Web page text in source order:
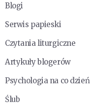
Blogi
Serwis papieski
Czytania liturgiczne
Artykuły blogerów
Psychologia na co dzień
Ślub